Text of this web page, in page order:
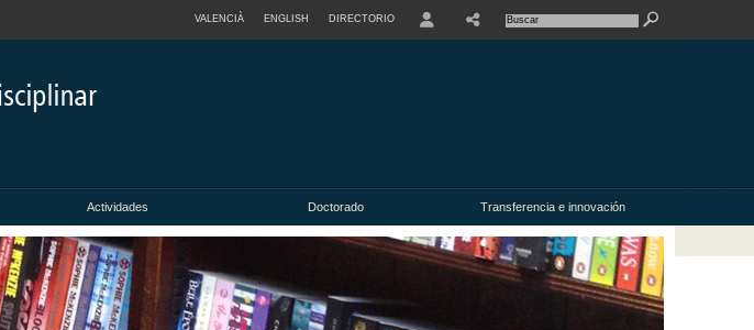
VALENCIÀ ENGLISH DIRECTORIO
Actividades Doctorado Transferencia e innovación